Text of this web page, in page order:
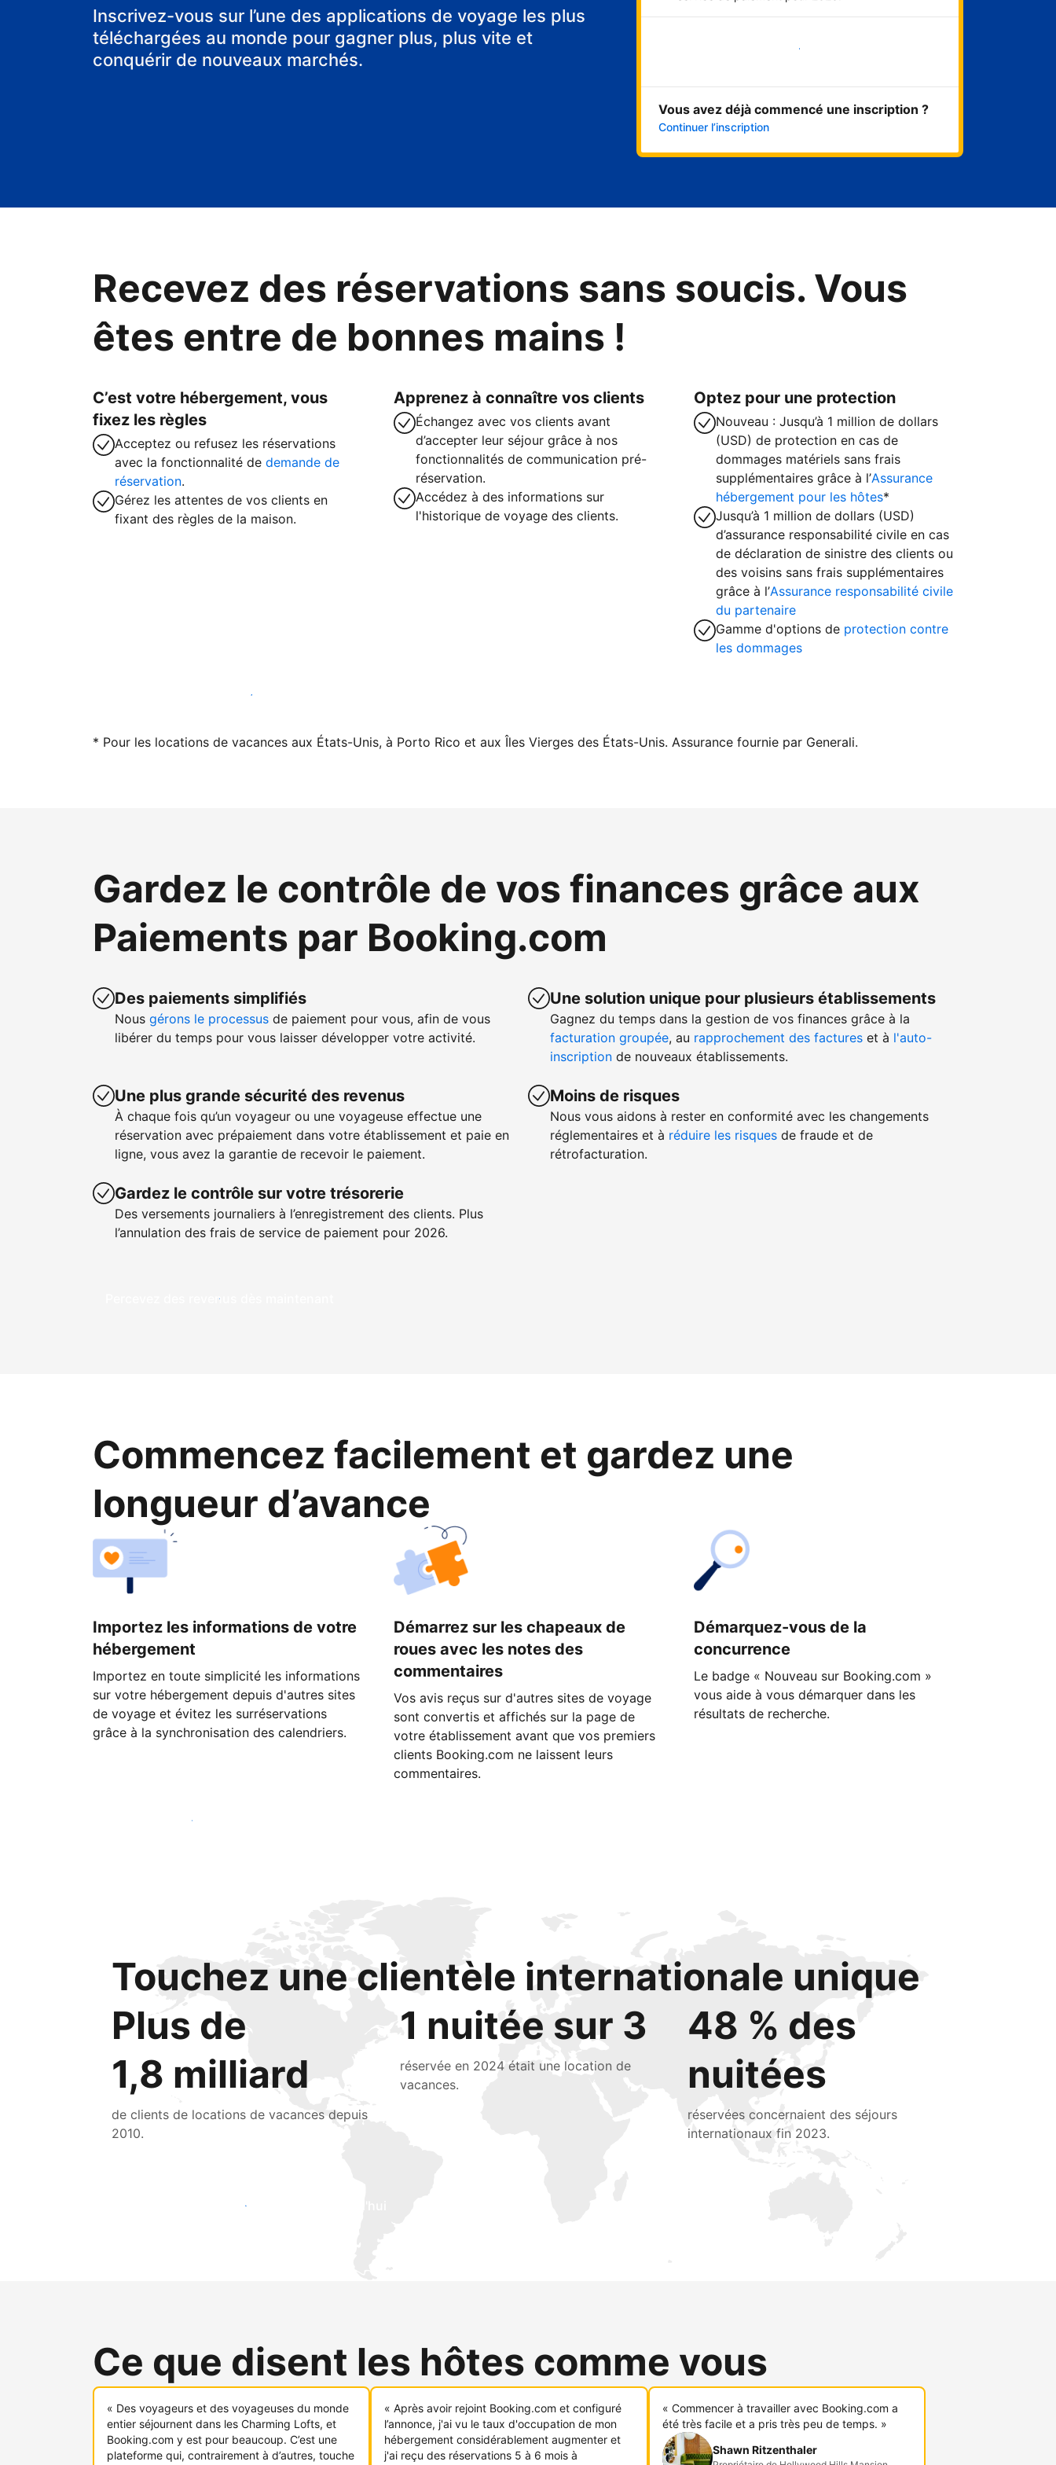
chambre d'hôtes
Inscrivez-vous sur l’une des applications de voyage les plus
téléchargées au monde pour gagner plus, plus vite et
conquérir de nouveaux marchés.
Démarrer maintenant
Vous avez déjà commencé une inscription ?
Continuer l’inscription
Recevez des réservations sans soucis. Vous
êtes entre de bonnes mains !
C’est votre hébergement, vous
fixez les règles
Acceptez ou refusez les réservations
avec la fonctionnalité de demande de
réservation.
Gérez les attentes de vos clients en
fixant des règles de la maison.
Apprenez à connaître vos clients
Échangez avec vos clients avant
d’accepter leur séjour grâce à nos
fonctionnalités de communication pré-
réservation.
Accédez à des informations sur
l'historique de voyage des clients.
Optez pour une protection
Nouveau : Jusqu’à 1 million de dollars
(USD) de protection en cas de
dommages matériels sans frais
supplémentaires grâce à l’Assurance
hébergement pour les hôtes*
Jusqu’à 1 million de dollars (USD)
d’assurance responsabilité civile en cas
de déclaration de sinistre des clients ou
des voisins sans frais supplémentaires
grâce à l’Assurance responsabilité civile
du partenaire
Gamme d'options de protection contre
les dommages
Accueillez des clients avec nous dès maintenant
* Pour les locations de vacances aux États-Unis, à Porto Rico et aux Îles Vierges des États-Unis. Assurance fournie par Generali.
Gardez le contrôle de vos finances grâce aux
Paiements par Booking.com
Des paiements simplifiés
Nous gérons le processus de paiement pour vous, afin de vous
libérer du temps pour vous laisser développer votre activité.
Une plus grande sécurité des revenus
À chaque fois qu’un voyageur ou une voyageuse effectue une
réservation avec prépaiement dans votre établissement et paie en
ligne, vous avez la garantie de recevoir le paiement.
Gardez le contrôle sur votre trésorerie
Des versements journaliers à l’enregistrement des clients. Plus
l’annulation des frais de service de paiement pour 2026.
Une solution unique pour plusieurs établissements
Gagnez du temps dans la gestion de vos finances grâce à la
facturation groupée, au rapprochement des factures et à l'auto-
inscription de nouveaux établissements.
Moins de risques
Nous vous aidons à rester en conformité avec les changements
réglementaires et à réduire les risques de fraude et de
rétrofacturation.
Percevez des revenus dès maintenant
Commencez facilement et gardez une
longueur d’avance
Importez les informations de votre
hébergement
Importez en toute simplicité les informations
sur votre hébergement depuis d'autres sites
de voyage et évitez les surréservations
grâce à la synchronisation des calendriers.
Démarrez sur les chapeaux de
roues avec les notes des
commentaires
Vos avis reçus sur d'autres sites de voyage
sont convertis et affichés sur la page de
votre établissement avant que vos premiers
clients Booking.com ne laissent leurs
commentaires.
Démarquez-vous de la
concurrence
Le badge « Nouveau sur Booking.com »
vous aide à vous démarquer dans les
résultats de recherche.
Lancez-vous dès aujourd'hui
Touchez une clientèle internationale unique
Plus de
1,8 milliard
de clients de locations de vacances depuis
2010.
1 nuitée sur 3
réservée en 2024 était une location de
vacances.
48 % des
nuitées
réservées concernaient des séjours
internationaux fin 2023.
Touchez une nouvelle clientèle dès aujourd'hui
Ce que disent les hôtes comme vous
« Des voyageurs et des voyageuses du monde
entier séjournent dans les Charming Lofts, et
Booking.com y est pour beaucoup. C’est une
plateforme qui, contrairement à d’autres, touche
« Après avoir rejoint Booking.com et configuré
l’annonce, j'ai vu le taux d'occupation de mon
hébergement considérablement augmenter et
j'ai reçu des réservations 5 à 6 mois à
« Commencer à travailler avec Booking.com a
été très facile et a pris très peu de temps. »
Shawn Ritzenthaler